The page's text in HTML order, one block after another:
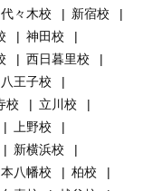
代々木校
新宿校
神田校
西日暮里校
八王子校
校
立川校
上野校
新横浜校
本八幡校
柏校